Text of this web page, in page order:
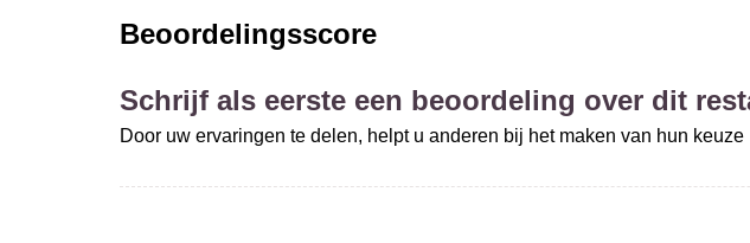
Beoordelingsscore
Schrijf als eerste een beoordeling over dit
Door uw ervaringen te delen, helpt u anderen bij het maken van hun keuze